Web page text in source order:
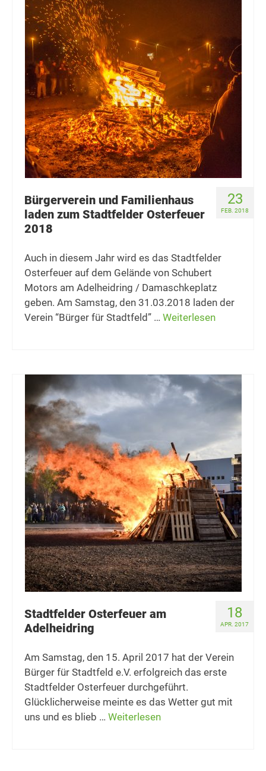
23
FEB. 2018
Bürgerverein und Familienhaus
laden zum Stadtfelder Osterfeuer
2018
Auch in diesem Jahr wird es das Stadtfelder
Osterfeuer auf dem Gelände von Schubert
Motors am Adelheidring / Damaschkeplatz
geben. Am Samstag, den 31.03.2018 laden der
Verein “Bürger für Stadtfeld” … Weiterlesen
18
APR. 2017
Stadtfelder Osterfeuer am
Adelheidring
Am Samstag, den 15. April 2017 hat der Verein
Bürger für Stadtfeld e.V. erfolgreich das erste
Stadtfelder Osterfeuer durchgeführt.
Glücklicherweise meinte es das Wetter gut mit
uns und es blieb … Weiterlesen